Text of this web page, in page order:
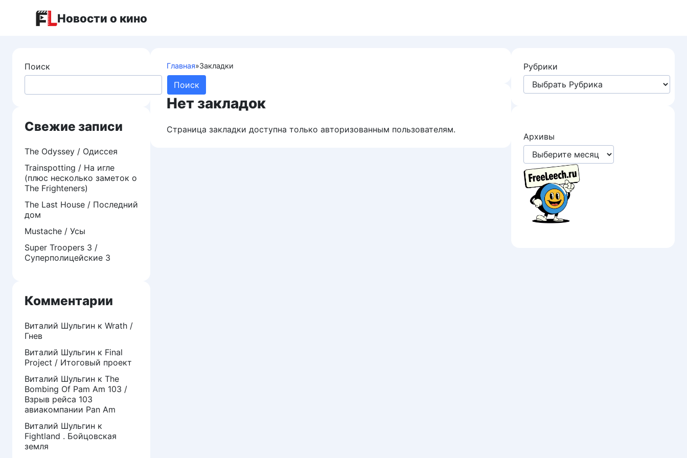
Новости о кино
Главная»Закладки
Нет закладок
Страница закладки доступна только авторизованным пользователям.
Поиск
Поиск
Свежие записи
The Odyssey / Одиссея
Trainspotting / На игле
(плюс несколько заметок о
The Frighteners)
The Last House / Последний
дом
Mustache / Усы
Super Troopers 3 /
Суперполицейские 3
Комментарии
Виталий Шульгин к Wrath /
Гнев
Виталий Шульгин к Final
Project / Итоговый проект
Виталий Шульгин к The
Bombing Of Pam Am 103 /
Взрыв рейса 103
авиакомпании Pan Am
Виталий Шульгин к
Fightland . Бойцовская
земля
Рубрики
Архивы